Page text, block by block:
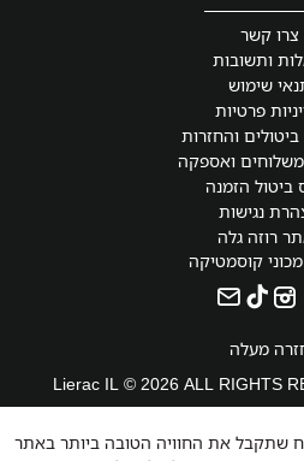
צרו קשר
ותשובות
שימוש
פרטיות
ביטולים והחזרות
משלוחים ואספקה
ביטול הזמנה
נגישות
רוזה גלה
קוסמטיקה
מעלה
שתקבל את החוויה הטובה ביותר באתר